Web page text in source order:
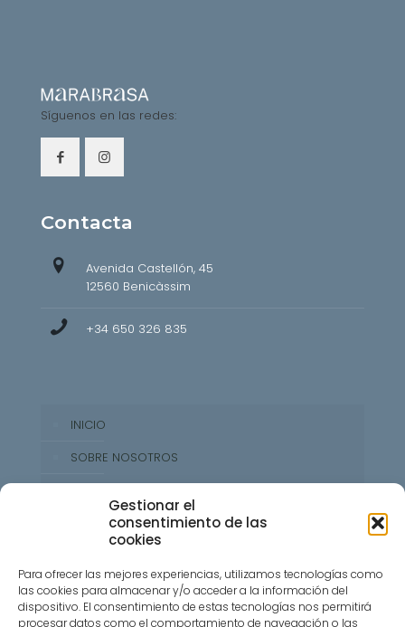
Gestionar el
consentimiento de las
cookies
Para ofrecer las mejores experiencias, utilizamos tecnologías como
las cookies para almacenar y/o acceder a la información del
dispositivo. El consentimiento de estas tecnologías nos permitirá
procesar datos como el comportamiento de navegación o las
Síguenos en las redes:
Contacta
Avenida Castellón, 45
12560 Benicàssim
+34 650 326 835
INICIO
SOBRE NOSOTROS
RESERVAR MESA